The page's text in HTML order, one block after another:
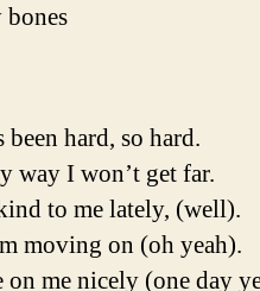
bones
hard, so hard.
way I won’t get far.
to me lately, (well).
moving on (oh yeah).
me nicely (one day